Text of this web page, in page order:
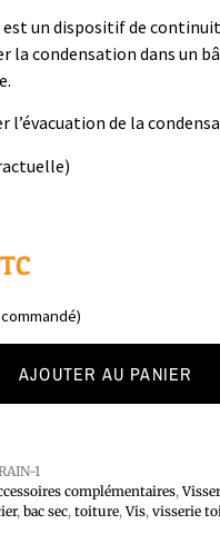
est un dispositif de
la condensation dans un
l’évacuation de la
AJOUTER AU PANIER
1
complémentaires,
, bac sec, toiture,Vis, visserie